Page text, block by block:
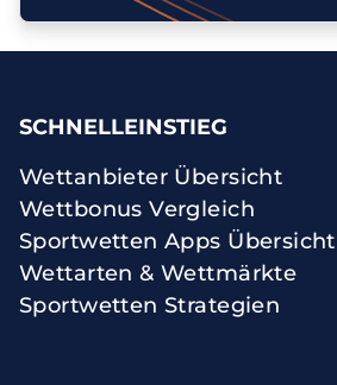
Ich stimme dem Erhalt des Newsletters zu
SCHNELLEINSTIEG
Wettanbieter Übersicht
Wettbonus Vergleich
Sportwetten Apps Übersicht
Wettarten & Wettmärkte
Sportwetten Strategien